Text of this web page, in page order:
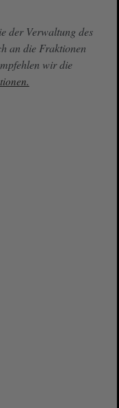
der Verwaltung des
an die Fraktionen
wir die